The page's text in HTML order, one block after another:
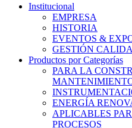
Institucional
EMPRESA
HISTORIA
EVENTOS &
GESTIÓN
Productos por Categorías
PARA LA
ENERGÍA
APLICABLES
PROCESOS